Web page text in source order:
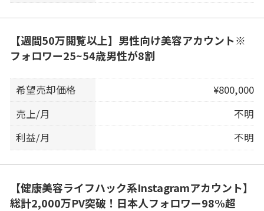
【週間50万閲覧以上】男性向け美容アカウント※
フォロワー25~54歳男性が8割
希望売却価格
¥800,000
売上/月
不明
利益/月
不明
【健康美容ライフハック系Instagramアカウント】
総計2,000万PV突破！日本人フォロワー98%超